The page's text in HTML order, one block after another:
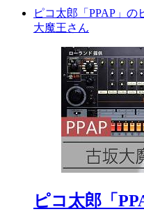
ピコ太郎「PPAP」
大魔王さん
ピコ太郎「